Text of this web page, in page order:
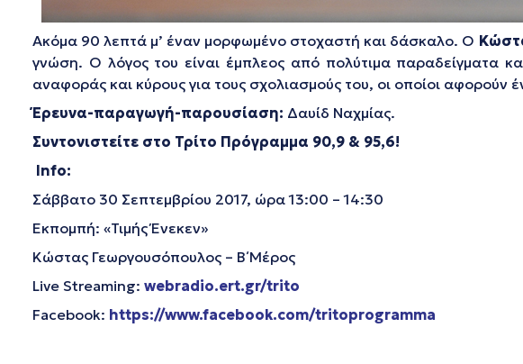
Ακόμα 90 λεπτά μ’ έναν μορφωμένο στοχαστή και δάσκαλο. Ο
γνώση. Ο λόγος του είναι έμπλεος από πολύτιμα παραδείγματα
αναφοράς και κύρους για τους σχολιασμούς του, οι οποίοι αφορούν
Έρευνα-παραγωγή-παρουσίαση: Δαυίδ Ναχμίας.
Συντονιστείτε στο Τρίτο Πρόγραμμα 90,9 & 95,6!
Info:
Σάββατο 30 Σεπτεμβρίου 2017, ώρα 13:00 – 14:30
Εκπομπή: «Τιμής Ένεκεν»
Κώστας Γεωργουσόπουλος – Β΄ Μέρος
Live Streaming: webradio.ert.gr/trito
Facebook: https://www.facebook.com/tritoprogramma